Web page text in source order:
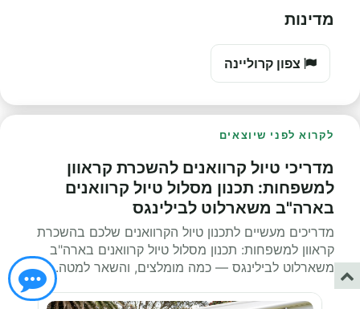
מדינות
צפון קרוליינה
לקרוא לפני שיוצאים
מדריכי טיול קרוואנים להשכרת קראוון
למשפחות: תכנון מסלול טיול קרוואנים
בארה"ב משארלוט לבילינגס
מדריכים מעשיים לתכנון טיול הקרוואנים שלכם בהשכרת
קראוון למשפחות: תכנון מסלול טיול קרוואנים בארה"ב
משארלוט לבילינגס — כמה מומלצים, והשאר למטה.